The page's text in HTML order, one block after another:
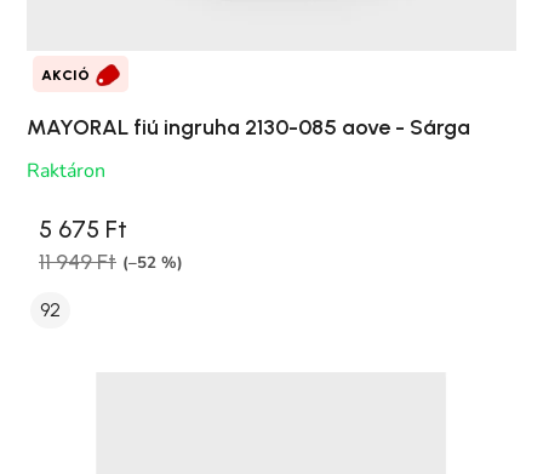
AKCIÓ
MAYORAL fiú ingruha 2130-085 aove - Sárga
Raktáron
5 675 Ft
11 949 Ft (–52 %)
92